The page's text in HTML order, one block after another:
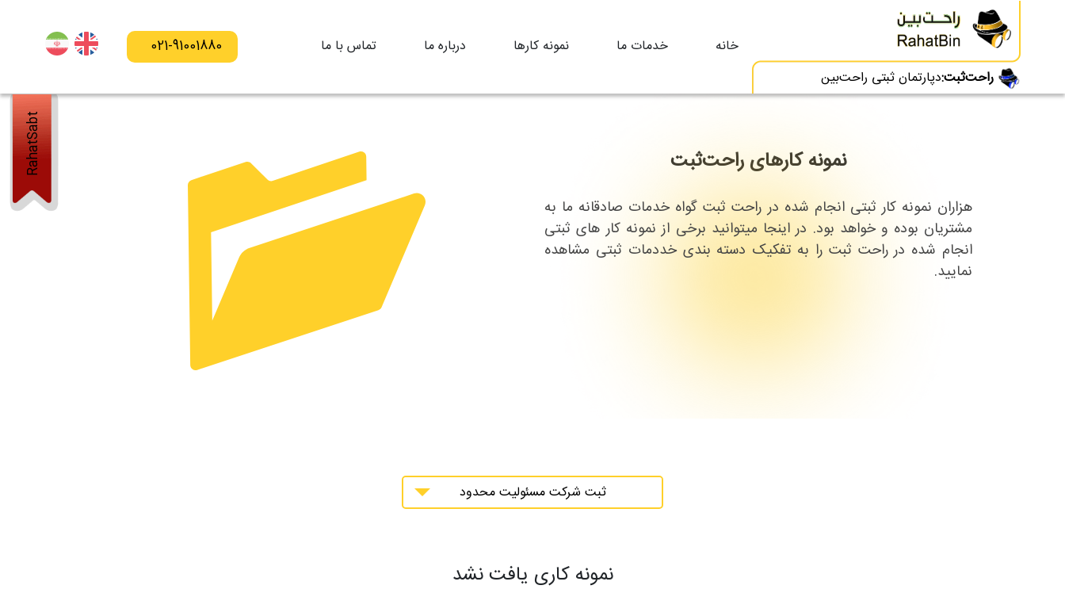
راحت‌ثبت:دپارتمان ثبتی راحت‌بین
خانه خدمات ما نمونه کارها درباره ما تماس با ما 021-91001880
RahatSabt نمونه کارهای راحت‌ثبت
هزاران نمونه کار ثبتی انجام شده در راحت ثبت گواه خدمات صادقانه ما به
مشتریان بوده و خواهد بود. در اینجا میتوانید برخی از نمونه کار های ثبتی
انجام شده در راحت ثبت را به تفکیک دسته بندی خددمات ثبتی مشاهده
نمایید.
ثبت شرکت مسئولیت محدود
نمونه کاری یافت نشد